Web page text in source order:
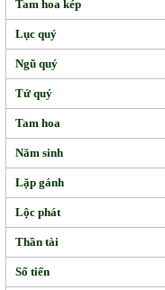
Tam hoa kép
Lục quý
Ngũ quý
Tứ quý
Tam hoa
Năm sinh
Lặp gánh
Lộc phát
Thần tài
Số tiến